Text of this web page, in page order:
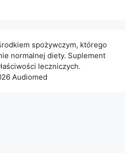
spożywczym, którego
normalnej diety. Suplement
leczniczych.
Audiomed